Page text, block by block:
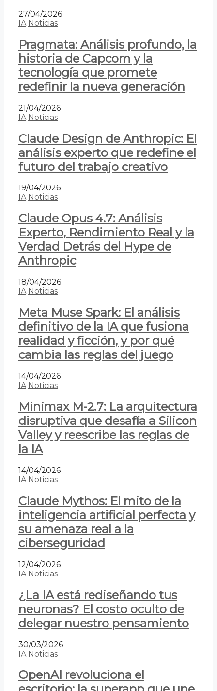
27/04/2026
IA Noticias
Pragmata: Análisis profundo, la
historia de Capcom y la
tecnología que promete
redefinir la nueva generación
21/04/2026
IA Noticias
Claude Design de Anthropic: El
análisis experto que redefine el
futuro del trabajo creativo
19/04/2026
IA Noticias
Claude Opus 4.7: Análisis
Experto, Rendimiento Real y la
Verdad Detrás del Hype de
Anthropic
18/04/2026
IA Noticias
Meta Muse Spark: El análisis
definitivo de la IA que fusiona
realidad y ficción, y por qué
cambia las reglas del juego
14/04/2026
IA Noticias
Minimax M-2.7: La arquitectura
disruptiva que desafía a Silicon
Valley y reescribe las reglas de
la IA
14/04/2026
IA Noticias
Claude Mythos: El mito de la
inteligencia artificial perfecta y
su amenaza real a la
ciberseguridad
12/04/2026
IA Noticias
¿La IA está rediseñando tus
neuronas? El costo oculto de
delegar nuestro pensamiento
30/03/2026
IA Noticias
OpenAI revoluciona el